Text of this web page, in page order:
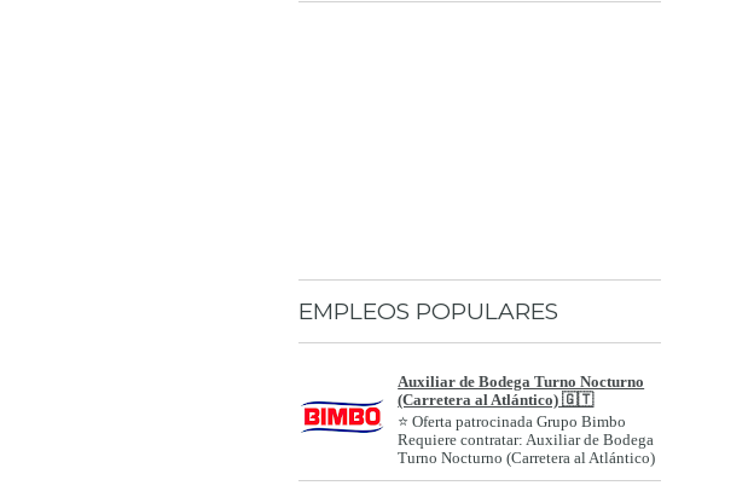
EMPLEOS POPULARES
Auxiliar de Bodega Turno Nocturno
(Carretera al Atlántico) 🇬🇹
⭐ Oferta patrocinada Grupo Bimbo
Requiere contratar: Auxiliar de Bodega
Turno Nocturno (Carretera al Atlántico)